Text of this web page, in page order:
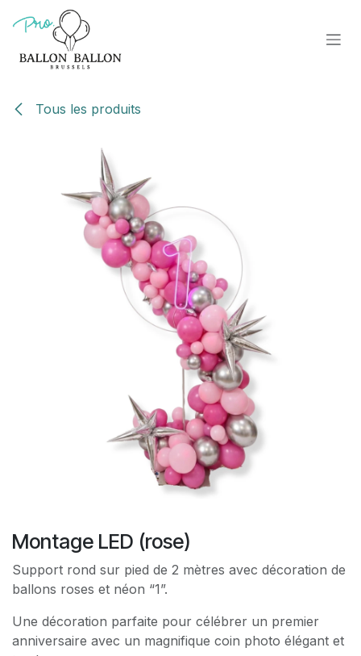
Se rendre au contenu
Tous les produits
Montage LED (rose)
Support rond sur pied de 2 mètres avec décoration de
ballons roses et néon “1”.
Une décoration parfaite pour célébrer un premier
anniversaire avec un magnifique coin photo élégant et